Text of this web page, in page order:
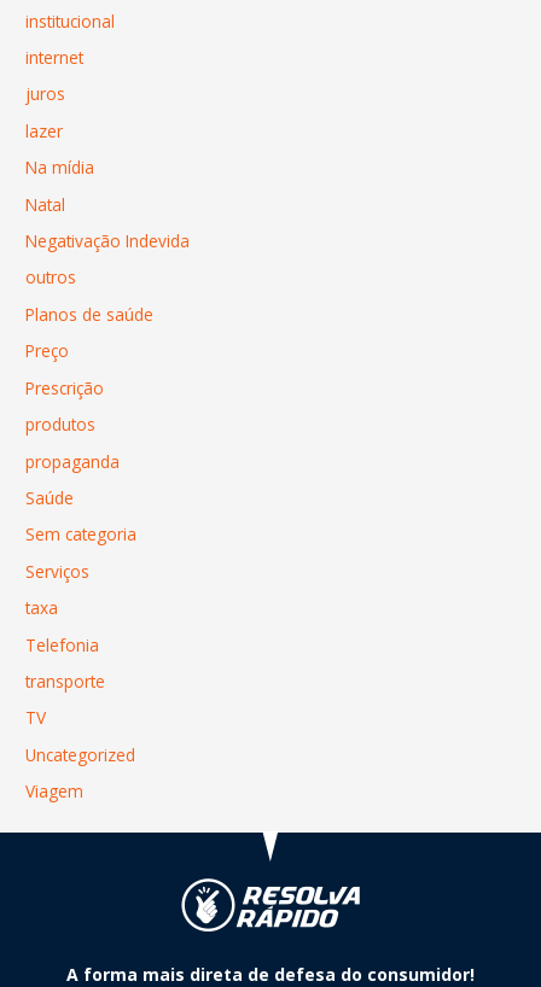
institucional
internet
juros
lazer
Na mídia
Natal
Negativação Indevida
outros
Planos de saúde
Preço
Prescrição
produtos
propaganda
Saúde
Sem categoria
Serviços
taxa
Telefonia
transporte
TV
Uncategorized
Viagem
A forma mais direta de defesa do consumidor!